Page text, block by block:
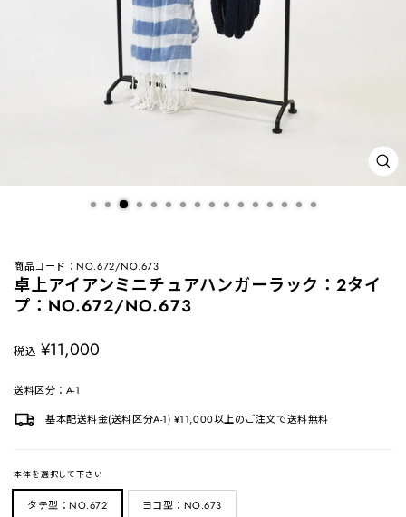
閉
じ
商品コード：NO.672/NO.673
卓上アイアンミニチュアハンガーラック：2タイ
プ：NO.672/NO.673
税込 定
¥11,000
送料区分：A-1
基本配送料金(送料区分A-1) ¥11,000以上のご注文で送料無料
本体を選択して下さい
タテ型：NO.672 ヨコ型：NO.673